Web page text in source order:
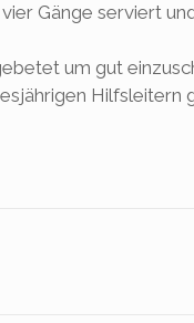
Gänge serviert
um gut
Hilfsleitern